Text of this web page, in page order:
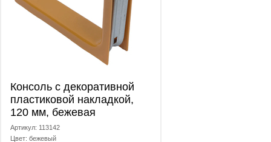
Консоль с декоративной
пластиковой накладкой,
120 мм, бежевая
Артикул: 113142
Цвет: бежевый